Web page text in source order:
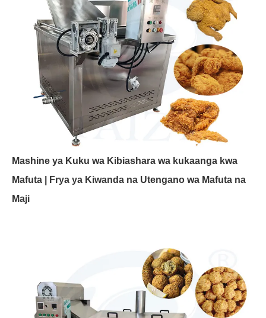
Mashine ya Kuku wa Kibiashara wa kukaanga kwa
Mafuta | Frya ya Kiwanda na Utengano wa Mafuta na
Maji